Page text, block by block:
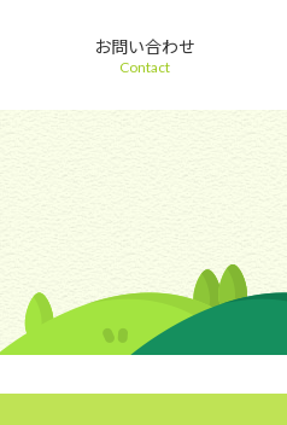
お問い合わせ
Contact